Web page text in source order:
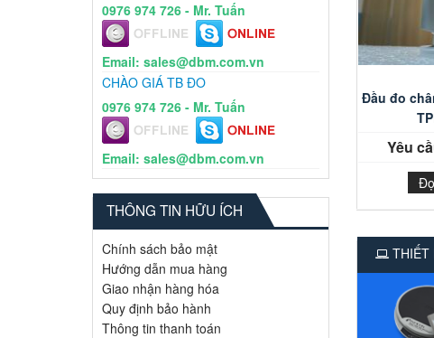
0976 974 726 - Mr. Tuấn
Email: sales@dbm.com.vn
CHÀO GIÁ TB ĐO
0976 974 726 - Mr. Tuấn
Email: sales@dbm.com.vn
THÔNG TIN HỮU ÍCH
Chính sách bảo mật
Hướng dẫn mua hàng
Giao nhận hàng hóa
Quy định bảo hành
Thông tin thanh toán
Đầu đo
Yêu
THIẾT